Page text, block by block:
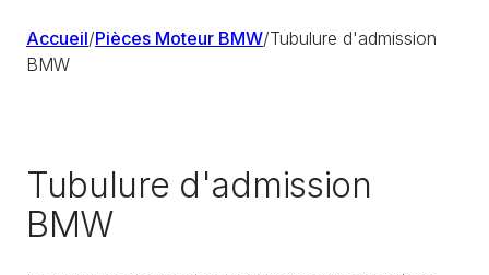
Accueil/Pièces Moteur BMW/Tubulure d'admission
BMW
Tubulure d'admission
BMW